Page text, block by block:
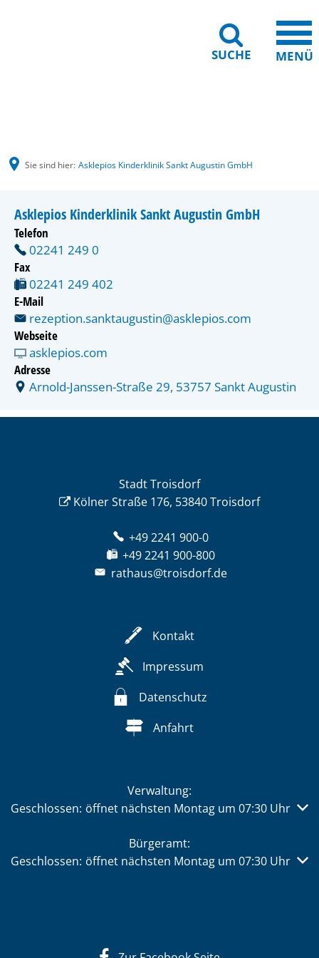
SUCHE MENÜ
Sie sind hier: Asklepios Kinderklinik Sankt Augustin GmbH
Asklepios Kinderklinik Sankt Augustin GmbH
Telefon
02241 249 0
Fax
02241 249 402
E-Mail
rezeption.sanktaugustin@asklepios.com
Webseite
asklepios.com
Adresse
Arnold-Janssen-Straße 29, 53757 Sankt Augustin
Stadt Troisdorf
Kölner Straße 176, 53840 Troisdorf
+49 2241 900-0
+49 2241 900-800
rathaus@troisdorf.de
Kontakt
Impressum
Datenschutz
Anfahrt
Verwaltung:
Klicken, um weitere Öffnungs- oder Schließzeiten
Geschlossen: öffnet nächsten Montag um 07:30 Uhr
Bürgeramt:
Klicken, um weitere Öffnungs- oder Schließzeiten
Geschlossen: öffnet nächsten Montag um 07:30 Uhr